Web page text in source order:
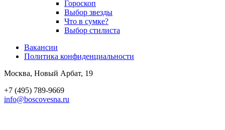
Гороскоп
Выбор звезды
Что в сумке?
Выбор стилиста
Вакансии
Политика конфиден­циальности
Москва, Новый Арбат, 19
+7 (495) 789-9669
info@boscovesna.ru